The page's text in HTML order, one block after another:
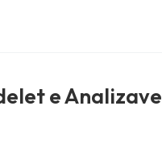
e Analizave